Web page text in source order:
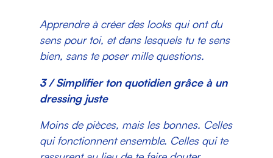
Apprendre à créer des looks qui ont du
sens pour toi, et dans lesquels tu te sens
bien, sans te poser mille questions.
3 / Simplifier ton quotidien grâce à un
dressing juste
Moins de pièces, mais les bonnes. Celles
qui fonctionnent ensemble. Celles qui te